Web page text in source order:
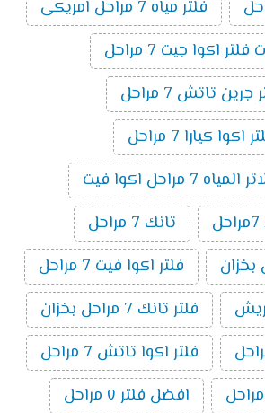
فلتر مياه 7 مراحل امريكى
اكوا جيت 7 مراحل
جرين تاتش 7 مراحل
اكوا كيارا 7 مراحل
7 مراحل اكوا فيت
تانك 7 مراحل
بخزان
فلتر اكوا فيت 7 مراحل
فلتر تانك 7 مراحل بخزان
فلتر اكوا تاتش 7 مراحل
افضل فلتر ٧ مراحل